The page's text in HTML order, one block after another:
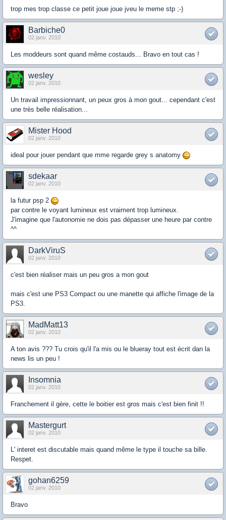
trop mes trop classe ce petit joue joue jveu le meme stp ;-)
Barbiche0
02 janv. 2010
Les moddeurs sont quand même costauds... Bravo en tout cas !
wesley
02 janv. 2010
Un travail impressionnant, un peux gros à mon gout... cependant c'est
une très belle réalisation...
Mister Hood
02 janv. 2010
ideal pour jouer pendant que mme regarde grey s anatomy
sdekaar
02 janv. 2010
la futur psp 2
par contre le voyant lumineux est vraiment trop lumineux.
J'imagine que l'autonomie ne dois pas dépasser une heure par contre
^^
DarkViruS
02 janv. 2010
c'est bien réaliser mais un peu gros a mon gout
mais c'est une PS3 Compact ou une manette qui affiche l'image de la
PS3.
MadMatt13
02 janv. 2010
A ton avis ??? Tu crois qu'il l'a mis ou le blueray tout est écrit dan la
news lis un peu !
Insomnia
02 janv. 2010
Franchement il gère, cette le boitier est gros mais c'est bien finit !!
Mastergurt
02 janv. 2010
L' interet est discutable mais quand même le type il touche sa bille.
Respet.
gohan6259
02 janv. 2010
Bravo